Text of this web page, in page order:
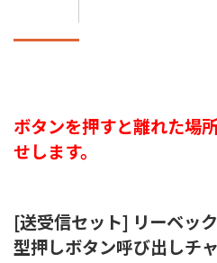
ボタンを押すと離れた場
せします。
[送受信セット] リーベッ
型押しボタン呼び出しチ